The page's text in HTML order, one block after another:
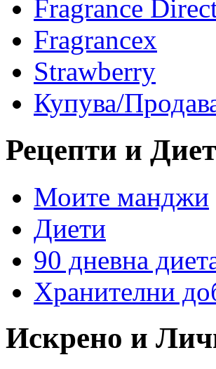
Fragrance
Fragrancex
Strawberry
Купува/
Рецепти и
Моите манджи
Диети
90 дневна
Хранителни
Искрено и